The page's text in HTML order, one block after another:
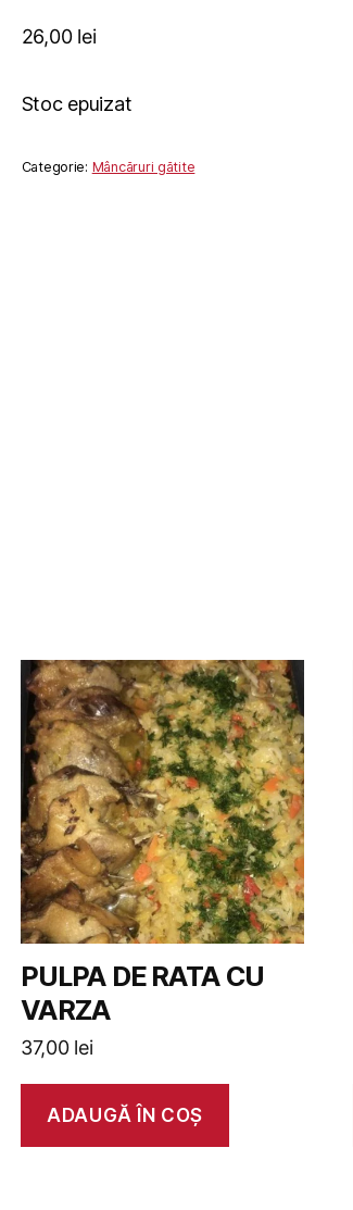
26,00 lei
Stoc epuizat
Categorie: Mâncăruri gătite
PULPA DE RATA CU
VARZA
37,00 lei
ADAUGĂ ÎN COȘ